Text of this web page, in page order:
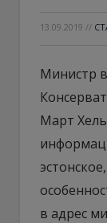
13.09.2019 //
Министр
Март
в адрес